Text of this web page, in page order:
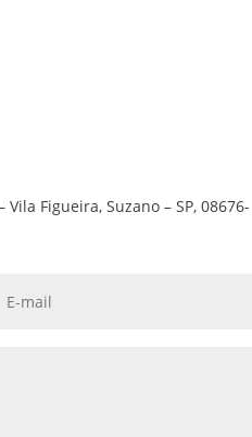
Figueira, Suzano – SP, 08676-